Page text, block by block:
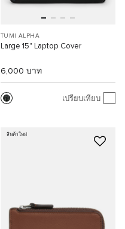
TUMI ALPHA
Large 15" Laptop Cover
6,000 บาท
เปรียบเทียบ
สินค้าใหม่